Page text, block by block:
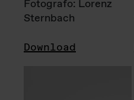
Fotografo: Lorenz
Sternbach
Download